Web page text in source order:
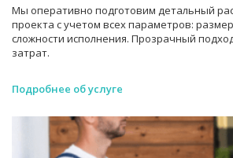
Мы оперативно подготовим детальный
проекта с учетом всех параметров:
сложности исполнения. Прозрачный
затрат.
Подробнее об услуге